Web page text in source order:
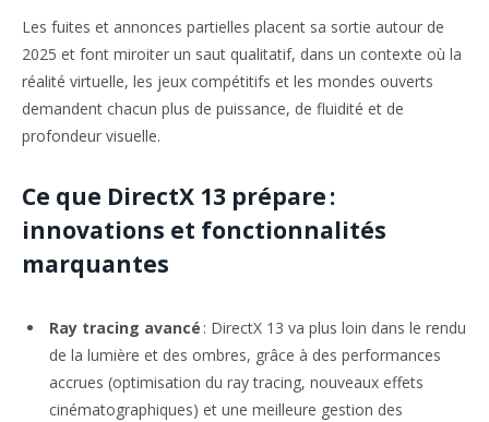
Les fuites et annonces partielles placent sa sortie autour de
2025 et font miroiter un saut qualitatif, dans un contexte où la
réalité virtuelle, les jeux compétitifs et les mondes ouverts
demandent chacun plus de puissance, de fluidité et de
profondeur visuelle.
Ce que DirectX 13 prépare :
innovations et fonctionnalités
marquantes
Ray tracing avancé : DirectX 13 va plus loin dans le rendu
de la lumière et des ombres, grâce à des performances
accrues (optimisation du ray tracing, nouveaux effets
cinématographiques) et une meilleure gestion des